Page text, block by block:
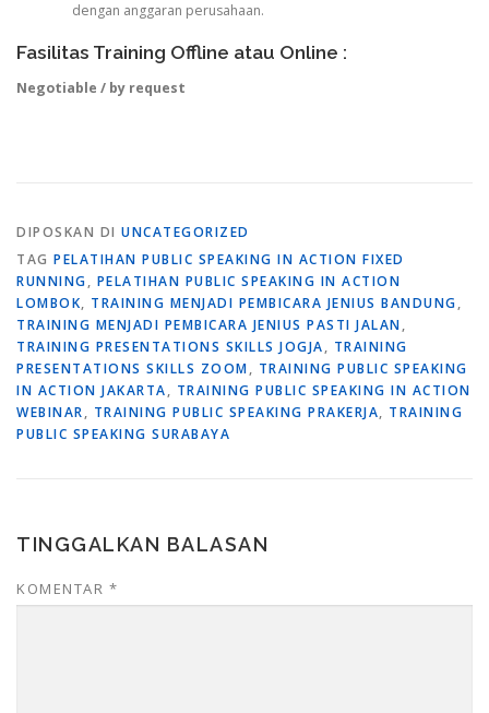
dengan anggaran perusahaan.
Fasilitas Training Offline atau Online :
Negotiable / by request
DIPOSKAN DI UNCATEGORIZED
TAG PELATIHAN PUBLIC SPEAKING IN ACTION FIXED
RUNNING, PELATIHAN PUBLIC SPEAKING IN ACTION
LOMBOK, TRAINING MENJADI PEMBICARA JENIUS BANDUNG,
TRAINING MENJADI PEMBICARA JENIUS PASTI JALAN,
TRAINING PRESENTATIONS SKILLS JOGJA, TRAINING
PRESENTATIONS SKILLS ZOOM, TRAINING PUBLIC SPEAKING
IN ACTION JAKARTA, TRAINING PUBLIC SPEAKING IN ACTION
WEBINAR, TRAINING PUBLIC SPEAKING PRAKERJA, TRAINING
PUBLIC SPEAKING SURABAYA
TINGGALKAN BALASAN
KOMENTAR *